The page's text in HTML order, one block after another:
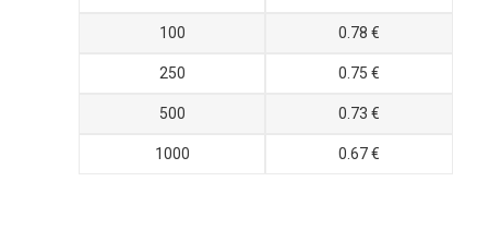
100 0.78 €
250 0.75 €
500 0.73 €
1000 0.67 €